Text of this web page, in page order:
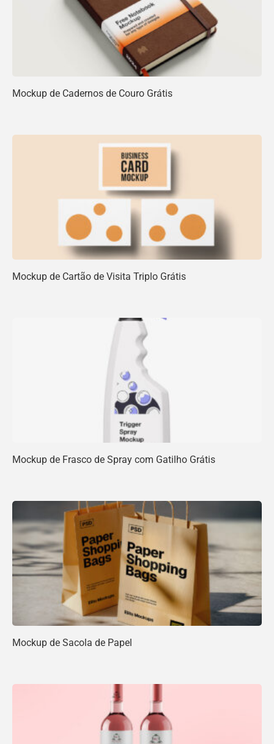
Mockup de Cadernos de Couro Grátis
Mockup de Cartão de Visita Triplo Grátis
Mockup de Frasco de Spray com Gatilho Grátis
Mockup de Sacola de Papel